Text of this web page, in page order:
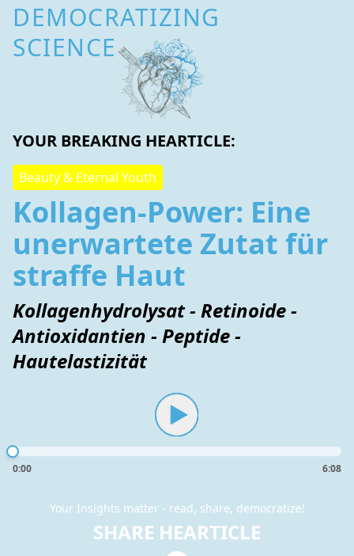
DEMOCRATIZING
SCIENCE
YOUR BREAKING HEARTICLE:
Beauty & Eternal Youth
Kollagen-Power: Eine
unerwartete Zutat für
straffe Haut
Kollagenhydrolysat - Retinoide -
Antioxidantien - Peptide -
Hautelastizität
0:00 6:08
Your Insights matter - read, share, democratize!
SHARE HEARTICLE